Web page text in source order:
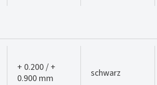
+ 0.200 / +
0.900 mm
schwarz